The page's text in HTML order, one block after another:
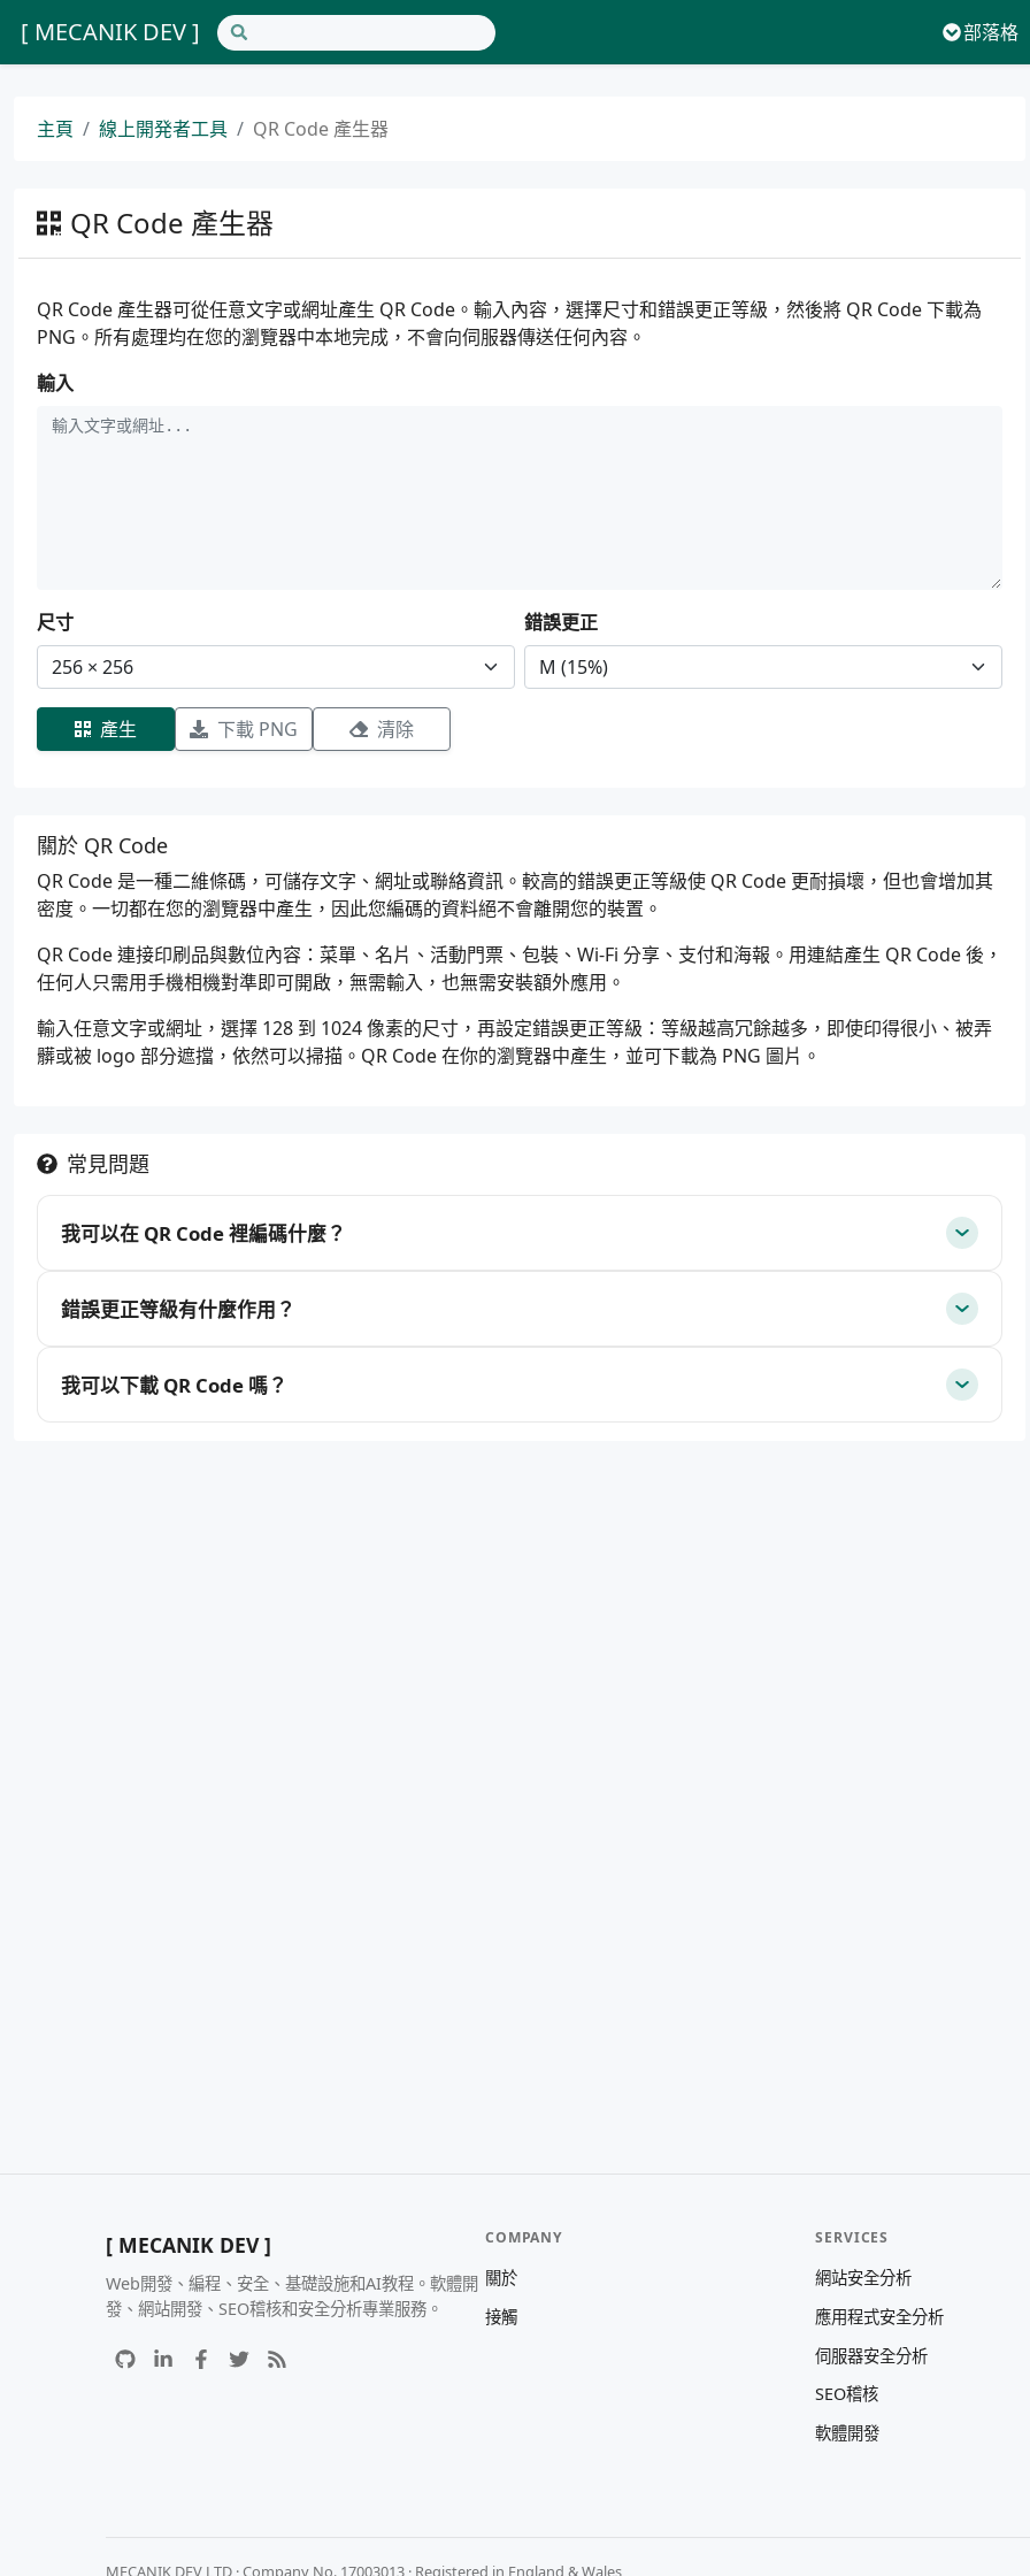
[ MECANIK DEV ] 部落格
主頁 線上開発者工具 QR Code 產生器
QR Code 產生器
QR Code 產生器可從任意文字或網址產生 QR Code。輸入內容，選擇尺寸和錯誤更正等級，然後將 QR Code 下載為
PNG。所有處理均在您的瀏覽器中本地完成，不會向伺服器傳送任何內容。
輸入
尺寸 錯誤更正
產生 下載 PNG 清除
關於 QR Code
QR Code 是一種二維條碼，可儲存文字、網址或聯絡資訊。較高的錯誤更正等級使 QR Code 更耐損壞，但也會增加其
密度。一切都在您的瀏覽器中產生，因此您編碼的資料絕不會離開您的裝置。
QR Code 連接印刷品與數位內容：菜單、名片、活動門票、包裝、Wi-Fi 分享、支付和海報。用連結產生 QR Code 後，
任何人只需用手機相機對準即可開啟，無需輸入，也無需安裝額外應用。
輸入任意文字或網址，選擇 128 到 1024 像素的尺寸，再設定錯誤更正等級：等級越高冗餘越多，即使印得很小、被弄
髒或被 logo 部分遮擋，依然可以掃描。QR Code 在你的瀏覽器中產生，並可下載為 PNG 圖片。
常見問題
我可以在 QR Code 裡編碼什麼？
錯誤更正等級有什麼作用？
我可以下載 QR Code 嗎？
[ MECANIK DEV ]
Web開發、編程、安全、基礎設施和AI教程。軟體開
發、網站開發、SEO稽核和安全分析專業服務。
COMPANY
關於
接觸
SERVICES
網站安全分析
應用程式安全分析
伺服器安全分析
SEO稽核
軟體開發
MECANIK DEV LTD · Company No. 17003013 · Registered in England & Wales